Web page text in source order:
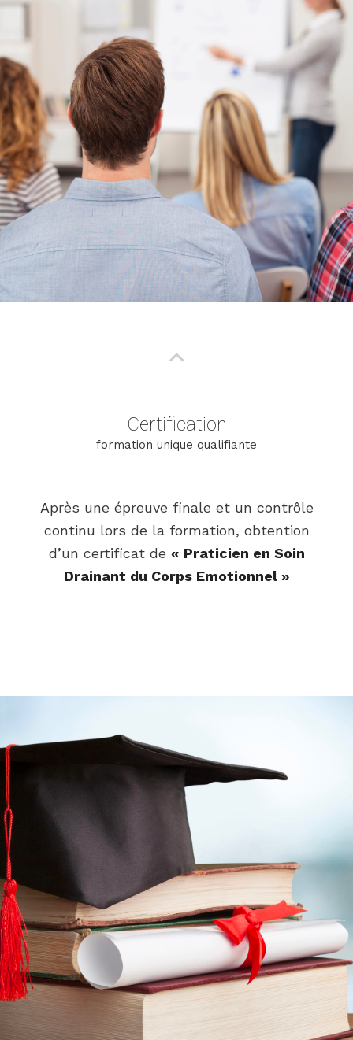
Certification
formation unique qualifiante
Après une épreuve finale et un contrôle
continu lors de la formation, obtention
d’un certificat de « Praticien en Soin
Drainant du Corps Emotionnel »